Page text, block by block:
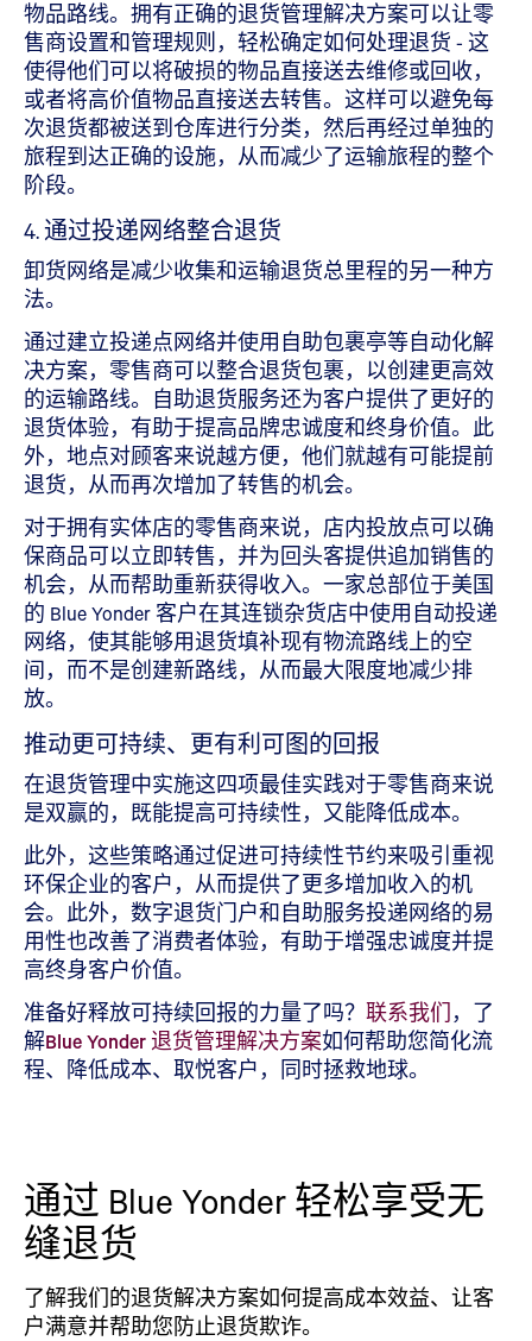
物品路线。拥有正确的退货管理解决方案可以让零
售商设置和管理规则，轻松确定如何处理退货 - 这
使得他们可以将破损的物品直接送去维修或回收，
或者将高价值物品直接送去转售。这样可以避免每
次退货都被送到仓库进行分类，然后再经过单独的
旅程到达正确的设施，从而减少了运输旅程的整个
阶段。
4. 通过投递网络整合退货
卸货网络是减少收集和运输退货总里程的另一种方
法。
通过建立投递点网络并使用自助包裹亭等自动化解
决方案，零售商可以整合退货包裹，以创建更高效
的运输路线。自助退货服务还为客户提供了更好的
退货体验，有助于提高品牌忠诚度和终身价值。此
外，地点对顾客来说越方便，他们就越有可能提前
退货，从而再次增加了转售的机会。
对于拥有实体店的零售商来说，店内投放点可以确
保商品可以立即转售，并为回头客提供追加销售的
机会，从而帮助重新获得收入。一家总部位于美国
的 Blue Yonder 客户在其连锁杂货店中使用自动投递
网络，使其能够用退货填补现有物流路线上的空
间，而不是创建新路线，从而最大限度地减少排
放。
推动更可持续、更有利可图的回报
在退货管理中实施这四项最佳实践对于零售商来说
是双赢的，既能提高可持续性，又能降低成本。
此外，这些策略通过促进可持续性节约来吸引重视
环保企业的客户，从而提供了更多增加收入的机
会。此外，数字退货门户和自助服务投递网络的易
用性也改善了消费者体验，有助于增强忠诚度并提
高终身客户价值。
准备好释放可持续回报的力量了吗？ 联系我们 ，了
解Blue Yonder 退货管理解决方案如何帮助您简化流
程、降低成本、取悦客户，同时拯救地球。
通过 Blue Yonder 轻松享受无
缝退货
了解我们的退货解决方案如何提高成本效益、让客
户满意并帮助您防止退货欺诈。